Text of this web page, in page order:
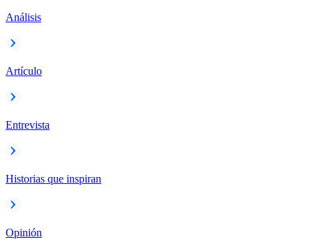
Análisis
Artículo
Entrevista
Historias que inspiran
Opinión